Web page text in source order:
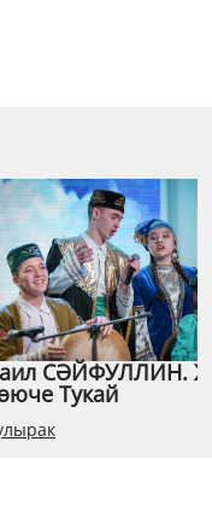
СӘЙФУЛЛИН.
Тукай